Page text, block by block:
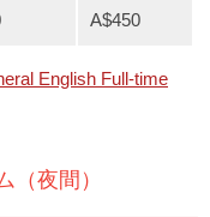
A$450
English Full-time
（夜間）